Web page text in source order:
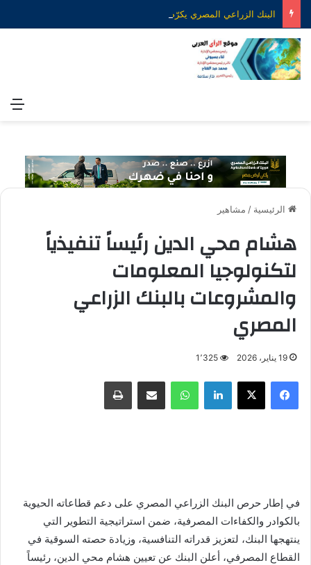
الرئيسية / مشاهير
هشام محي الدين رئيساً تنفيذياً
لتكنولوجيا المعلومات
والمشروعات بالبنك الزراعي
المصري
19 يناير، 2026 1٬325
فيسبوك X لينكدإن واتساب مشاركة عبر البريد طباعة
في إطار حرص البنك الزراعي المصري على دعم قطاعاته الحيوية
بالكوادر والكفاءات المصرفية، ضمن استراتيجية التطوير التي
ينتهجها البنك، لتعزيز قدراته التنافسية، وزيادة حصته السوقية في
القطاع المصرفي، أعلن البنك عن تعيين هشام محي الدين، رئيساً